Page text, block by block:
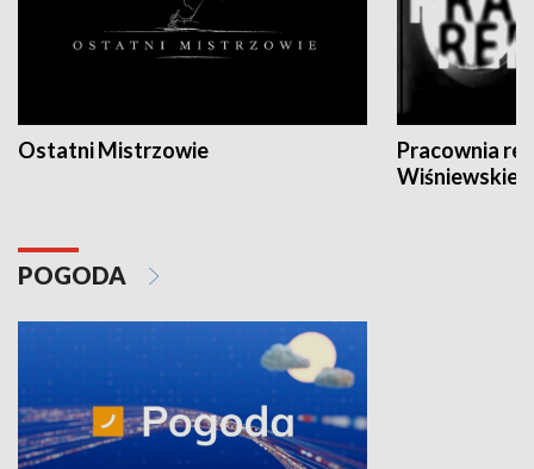
Ostatni Mistrzowie
Pracownia
POGODA